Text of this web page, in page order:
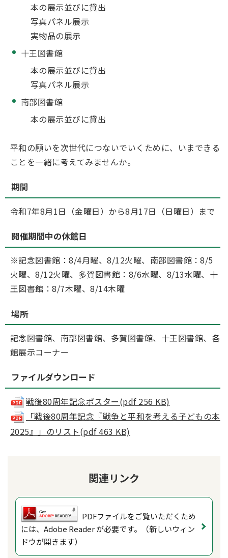
本の展示並びに貸出
写真パネル展示
実物品の展示
十王図書館
本の展示並びに貸出
写真パネル展示
南部図書館
本の展示並びに貸出
平和の願いを次世代につないでいくために、いまできる
ことを一緒に考えてみませんか。
期間
令和7年8月1日（金曜日）から8月17日（日曜日）まで
開催期間中の休館日
※記念図書館：8/4月曜、8/12火曜、南部図書館：8/5
火曜、8/12火曜、多賀図書館：8/6水曜、8/13水曜、十
王図書館：8/7木曜、8/14木曜
場所
記念図書館、南部図書館、多賀図書館、十王図書館、各
館展示コーナー
ファイルダウンロード
戦後80周年記念ポスター(pdf 256 KB)
「戦後80周年記念『戦争と平和を考える子どもの本
2025』」のリスト(pdf 463 KB)
関連リンク
PDFファイルをご覧いただくため
には、Adobe Reader が必要です。（新しいウィン
ドウが開きます）